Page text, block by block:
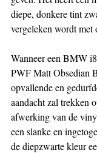
diepe, donkere tint
vergeleken wordt met
Wanneer een BMW
PWF Matt Obsedian
opvallende en
aandacht zal trekken
afwerking van de
een slanke en
de diepzwarte kleur